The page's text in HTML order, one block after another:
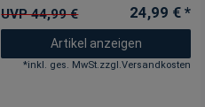
UVP 44,99 € 24,99 € *
Artikel anzeigen
*inkl. ges. MwSt. zzgl. Versandkosten